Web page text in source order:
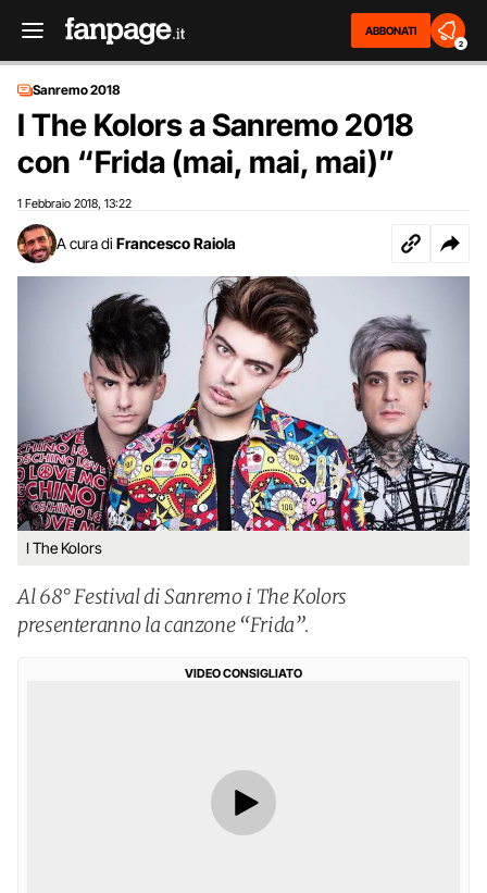
ABBONATI
2
Sanremo 2018
I The Kolors a Sanremo 2018
con “Frida (mai, mai, mai)”
1 Febbraio 2018 13:22
A cura di Francesco Raiola
I The Kolors
Al 68° Festival di Sanremo i The Kolors
presenteranno la canzone “Frida”.
VIDEO CONSIGLIATO